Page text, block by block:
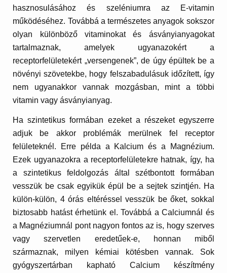
hasznosulásához és szeléniumra az E-vitamin
működéséhez. Továbbá a természetes anyagok sokszor
olyan különböző vitaminokat és ásványianyagokat
tartalmaznak, amelyek ugyanazokért a
receptorfelületekért „versengenek”, de úgy épültek be a
növényi szövetekbe, hogy felszabadulásuk időzített, így
nem ugyanakkor vannak mozgásban, mint a többi
vitamin vagy ásványianyag.
Ha szintetikus formában ezeket a részeket egyszerre
adjuk be akkor problémák merülnek fel receptor
felületeknél. Erre példa a Kalcium és a Magnézium.
Ezek ugyanazokra a receptorfelületekre hatnak, így, ha
a szintetikus feldolgozás által szétbontott formában
vesszük be csak egyikük épül be a sejtek szintjén. Ha
külön-külön, 4 órás eltéréssel vesszük be őket, sokkal
biztosabb hatást érhetünk el. Továbbá a Calciumnál és
a Magnéziumnál pont nagyon fontos az is, hogy szerves
vagy szervetlen eredetűek-e, honnan miből
származnak, milyen kémiai kötésben vannak. Sok
gyógyszertárban kapható Calcium készítmény